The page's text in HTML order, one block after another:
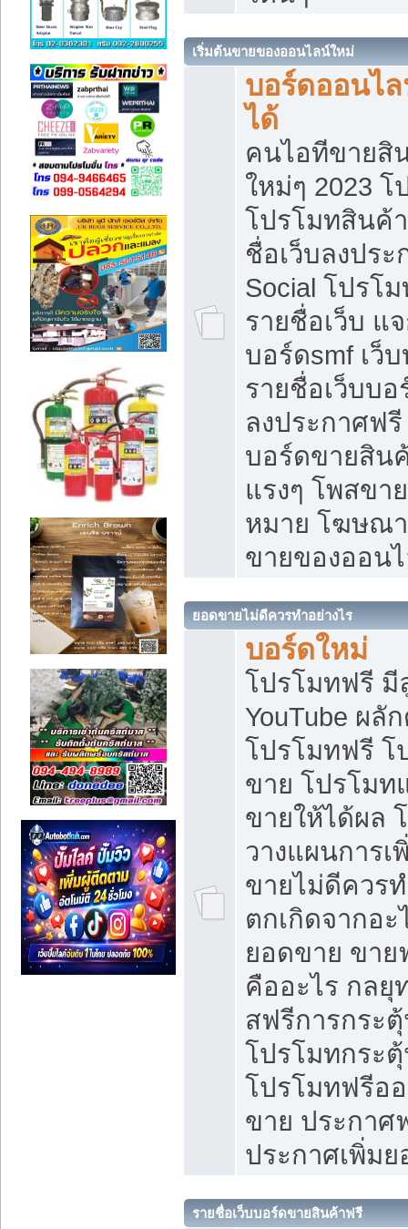
เริ่มต้นขายของออนไลน์ใหม่
บอร์ดออนไ
ได้
คนไอทีขายสิ
ใหม่ๆ 2023
โปรโมทสินค้
ชื่อเว็บลงปร
Social โปรโ
รายชื่อเว็บ แ
บอร์ดsmf เว็
รายชื่อเว็บบ
ลงประกาศฟรี
บอร์ดขายสิน
แรงๆ โพสขา
หมาย โฆษณ
ขายของออน
ยอดขายไม่ดีควรทำอย่างไร
บอร์ดใหม่
โปรโมทฟรี มี
YouTube ผลั
โปรโมทฟรี โ
ขาย โปรโมท
ขายให้ได้ผล
วางแผนการ
ขายไม่ดีควร
ตกเกิดจากอะ
ยอดขาย ขาย
คืออะไร กลยุ
สฟรีการกระ
โปรโมทกระ
โปรโมทฟรีอ
ขาย ประกาศ
ประกาศเพิ่ม
รายชื่อเว็บบอร์ดขายสินค้าฟรี